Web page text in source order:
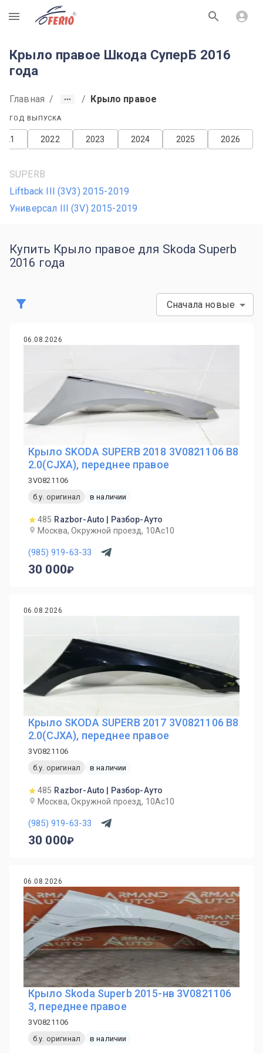
R
Крыло правое Шкода СуперБ 2016
года
Главная / / Крыло правое
ГОД ВЫПУСКА
2026
2025
2024
2023
2022
SUPERB
Liftback III (3V3) 2015-2019
Универсал III (3V) 2015-2019
Купить Крыло правое для Skoda Superb
2016 года
Сначала новые
06.08.2026
Крыло SKODA SUPERB 2018 3V0821106 B8
2.0(CJXA), переднее правое
3V0821106
б.у. оригинал
в наличии
485 Razbor-Auto | Разбор-Ауто
Москва, Окружной проезд, 10Ас10
(985) 919-63-33
30 000
06.08.2026
Крыло SKODA SUPERB 2017 3V0821106 B8
2.0(CJXA), переднее правое
3V0821106
б.у. оригинал
в наличии
485 Razbor-Auto | Разбор-Ауто
Москва, Окружной проезд, 10Ас10
(985) 919-63-33
30 000
06.08.2026
Крыло Skoda Superb 2015-нв 3V0821106
3, переднее правое
3V0821106
б.у. оригинал
в наличии